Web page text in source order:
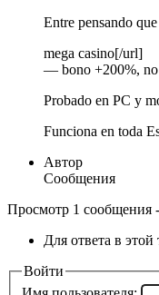
Entre pensando
mega casino[/url]
— bono +200%,
Probado en PC y
Funciona en toda
Автор
Сообщения
Просмотр 1 сообщения
Для ответа в этой
Войти